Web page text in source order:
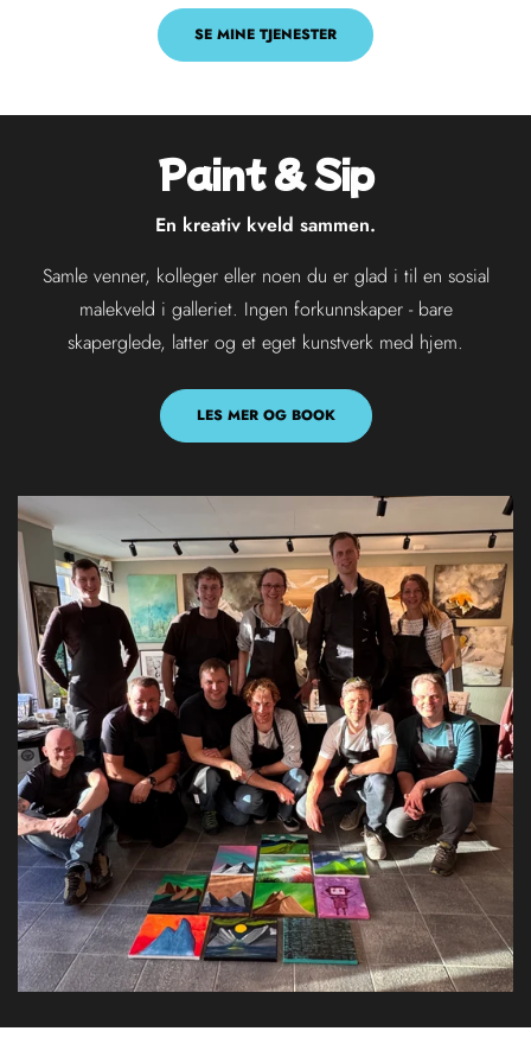
SE MINE TJENESTER
Paint & Sip
En kreativ kveld sammen.
Samle venner, kolleger eller noen du er glad i til en sosial
malekveld i galleriet. Ingen forkunnskaper - bare
skaperglede, latter og et eget kunstverk med hjem.
LES MER OG BOOK